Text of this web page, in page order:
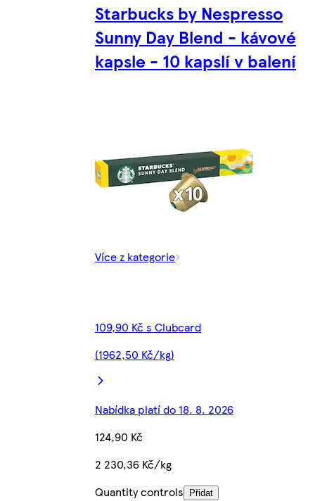
Starbucks by Nespresso
Sunny Day Blend - kávové
kapsle - 10 kapslí v balení
Více z kategorie
109,90 Kč s Clubcard
(1962,50 Kč/kg)
Nabídka platí do 18. 8. 2026
124,90 Kč
2 230,36 Kč/kg
Quantity controls
Přidat